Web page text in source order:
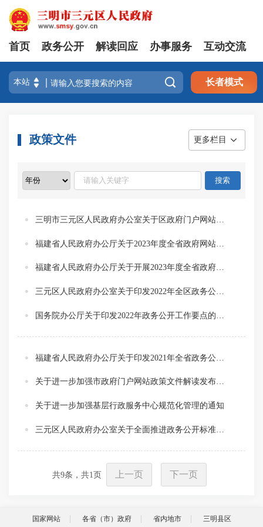
首页 政务公开 解读回应 办事服务 互动交流
 长者模式
政策文件 更多栏目
福建省人民政府办公厅关于开展2023年度全省政府网站与政务新媒体绩效考核的通知
三元区人民政府办公室关于印发2022年全区政务公开工作主要任务分解表的通知
关于进一步加强市政府门户网站政策文件解读发布工作的通知
关于进一步加强基层行政服务中心规范化管理的通知
三元区人民政府办公室关于全面推进政务公开标准化规范化工作的通知
共9条，共1页 上一页 下一页
国家网站 各省（市）政府 省内地市 三明县区